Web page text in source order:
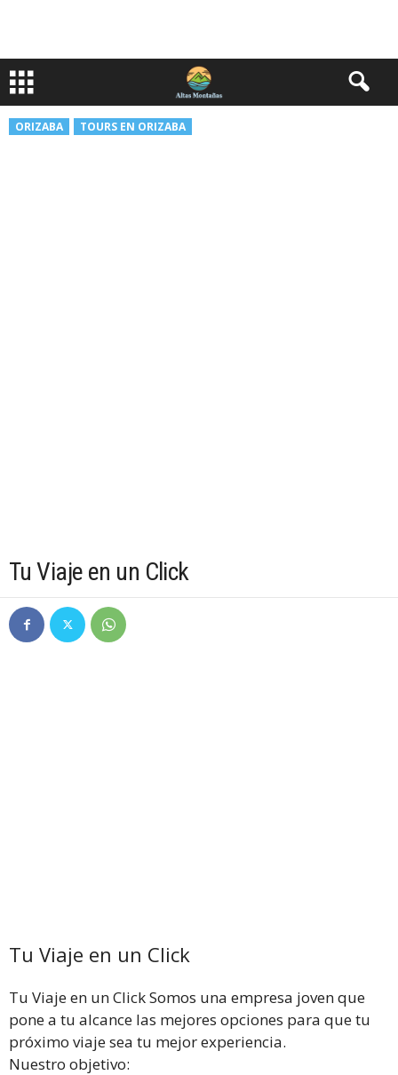
ORIZABA TOURS EN ORIZABA
Tu Viaje en un Click
Tu Viaje en un Click
Tu Viaje en un Click Somos una empresa joven que
pone a tu alcance las mejores opciones para que tu
próximo viaje sea tu mejor experiencia.
Nuestro objetivo: